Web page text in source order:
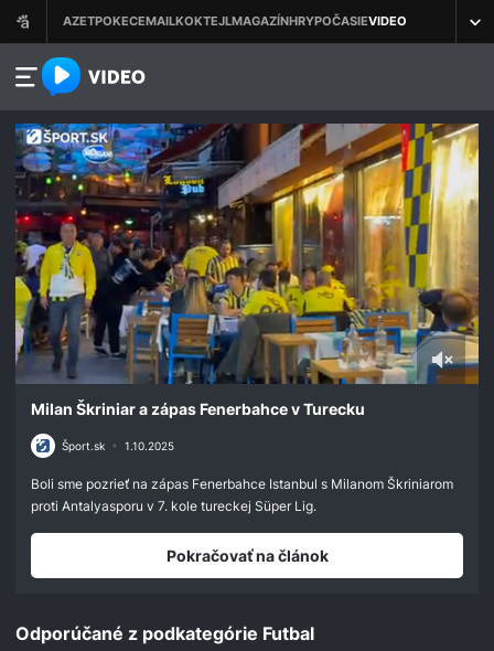
azet.video.sk
seconds
minutes,
31
seconds
Milan Škriniar a zápas Fenerbahce v Turecku
Šport.sk • 1.10.2025
Boli sme pozrieť na zápas Fenerbahce Istanbul s Milanom Škriniarom
proti Antalyasporu v 7. kole tureckej Süper Lig.
Pokračovať na článok
Odporúčané z podkategórie Futbal